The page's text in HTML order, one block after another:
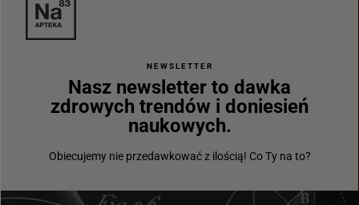
NEWSLETTER
Nasz newsletter to dawka
zdrowych trendów i doniesień
naukowych.
Obiecujemy nie przedawkować z ilością! Co Ty na to?